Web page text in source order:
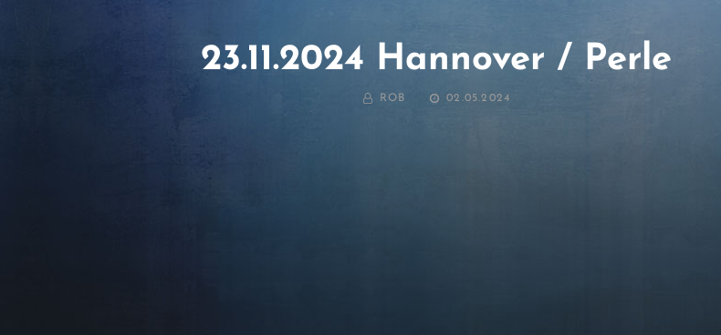
23.11.2024 Hannover / Perle
BY ROB
POSTED
02.05.2024